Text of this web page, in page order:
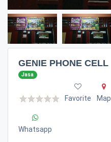
GENIE PHONE CELL
Jasa
Favorite Map
Whatsapp